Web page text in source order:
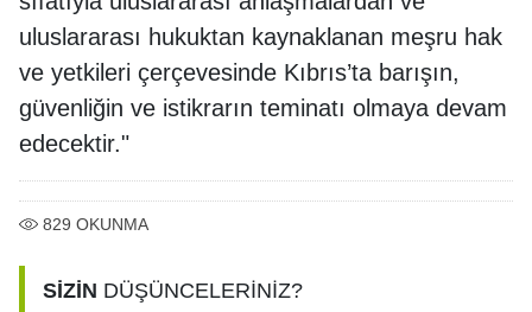
uluslararası hukuktan kaynaklanan meşru hak
ve yetkileri çerçevesinde Kıbrıs’ta barışın,
güvenliğin ve istikrarın teminatı olmaya devam
edecektir."
829 OKUNMA
SİZİN DÜŞÜNCELERİNİZ?